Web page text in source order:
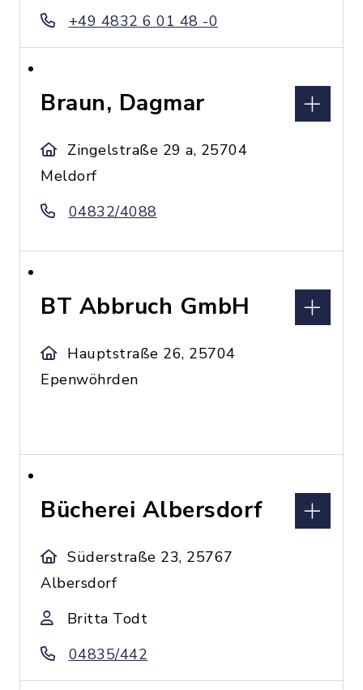
+49 4832 6 01 48 -0
Braun, Dagmar
Zingelstraße 29 a, 25704
Meldorf
04832/4088
BT Abbruch GmbH
Hauptstraße 26, 25704
Epenwöhrden
Bücherei Albersdorf
Süderstraße 23, 25767
Albersdorf
Britta Todt
04835/442